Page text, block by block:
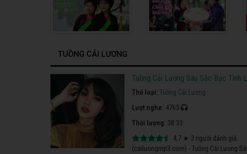
TUỒNG CẢI LƯƠNG
Tuồng Cải Lương Sâu Sắc Bạc Tình
Thể loại: Tuồng Cải Lương
Lượt nghe: 4763
Thời lượng: 38:33
4,7 ★ 3 người đánh giá
(cailuongmp3.com) - Tuồng Cải Lương